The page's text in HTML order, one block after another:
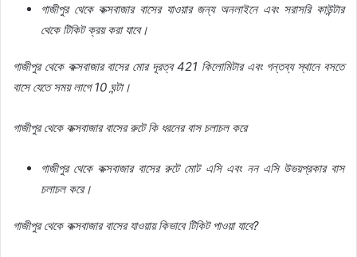
গাজীপুর থেকে কক্সবাজার বাসের যাওয়ার জন্য অনলাইনে এবং সরাসরি কাউন্টার
থেকে টিকিট ক্রয় করা যাবে।
গাজীপুর থেকে কক্সবাজার বাসের মোর দূরত্ব 421 কিলোমিটার এবং গন্তব্য স্থানে বসতে
বাসে যেতে সময় লাগে 10 ঘন্টা।
গাজীপুর থেকে কক্সবাজার বাসের রুটে কি ধরনের বাস চলাচল করে
গাজীপুর থেকে কক্সবাজার বাসের রুটে মোট এসি এবং নন এসি উভয়প্রকার বাস
চলাচল করে।
গাজীপুর থেকে কক্সবাজার বাসের যাওয়ায় কিভাবে টিকিট পাওয়া যাবে?